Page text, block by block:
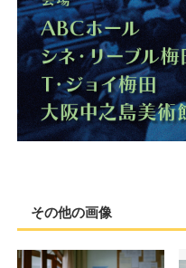
その他の画像